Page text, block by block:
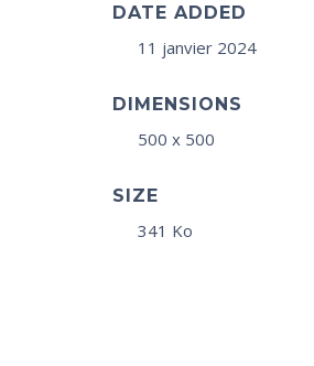
DATE ADDED
11 janvier 2024
DIMENSIONS
500 x 500
SIZE
341 Ko